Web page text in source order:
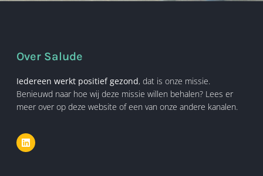
Over Salude
Iedereen werkt positief gezond, dat is onze missie.
Benieuwd naar hoe wij deze missie willen behalen? Lees er
meer over op deze website of een van onze andere kanalen.